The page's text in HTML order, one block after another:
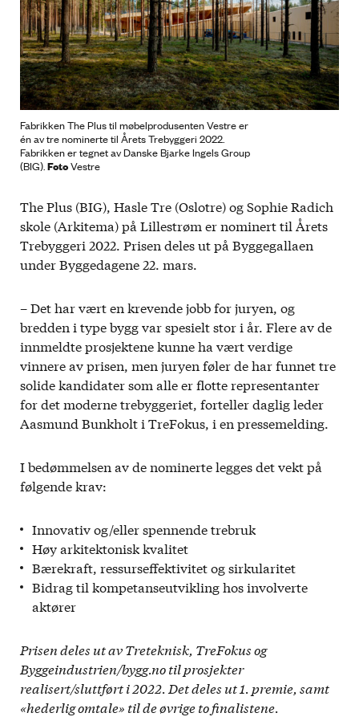
Fabrikken The Plus til møbelprodusenten Vestre er
én av tre nominerte til Årets Trebyggeri 2022.
Fabrikken er tegnet av Danske Bjarke Ingels Group
(BIG). FotoVestre
The Plus (BIG), Hasle Tre (Oslotre) og Sophie Radich
skole (Arkitema) på Lillestrøm er nominert til Årets
Trebyggeri 2022. Prisen deles ut på Byggegallaen
under Byggedagene 22. mars.
– Det har vært en krevende jobb for juryen, og
bredden i type bygg var spesielt stor i år. Flere av de
innmeldte prosjektene kunne ha vært verdige
vinnere av prisen, men juryen føler de har funnet tre
solide kandidater som alle er flotte representanter
for det moderne trebyggeriet, forteller daglig leder
Aasmund Bunkholt i TreFokus, i en pressemelding.
I bedømmelsen av de nominerte legges det vekt på
følgende krav:
Innovativ og/eller spennende trebruk
Høy arkitektonisk kvalitet
Bærekraft, ressurseffektivitet og sirkularitet
Bidrag til kompetanseutvikling hos involverte
aktører
Prisen deles ut av Treteknisk, TreFokus og
Byggeindustrien/bygg.no til prosjekter
realisert/sluttført i 2022. Det deles ut 1. premie, samt
«hederlig omtale» til de øvrige to finalistene.